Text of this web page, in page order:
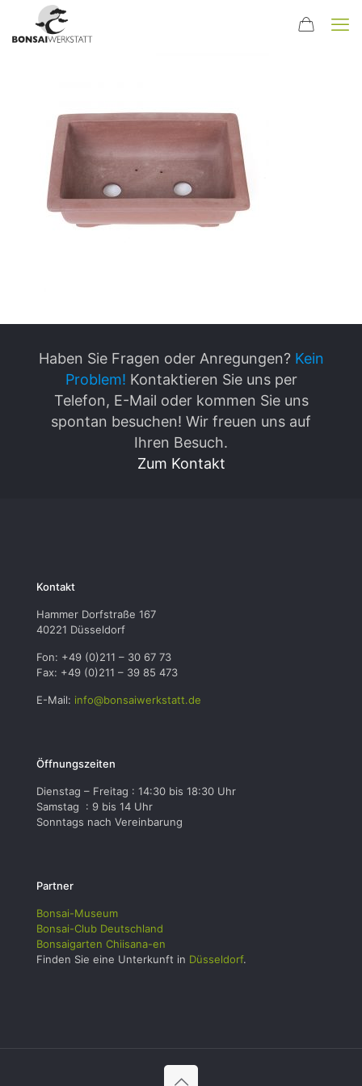
Haben Sie Fragen oder Anregungen? Kein
Problem! Kontaktieren Sie uns per
Telefon, E-Mail oder kommen Sie uns
spontan besuchen! Wir freuen uns auf
Ihren Besuch.
Zum Kontakt
Kontakt
Hammer Dorfstraße 167
40221 Düsseldorf
Fon: +49 (0)211 – 30 67 73
Fax: +49 (0)211 – 39 85 473
E-Mail: info@bonsaiwerkstatt.de
Öffnungszeiten
Dienstag – Freitag : 14:30 bis 18:30 Uhr
Samstag : 9 bis 14 Uhr
Sonntags nach Vereinbarung
Partner
Bonsai-Museum
Bonsai-Club Deutschland
Bonsaigarten Chiisana-en
Finden Sie eine Unterkunft in Düsseldorf.